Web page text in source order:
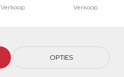
Verkoop
Verkoop
OPTIES